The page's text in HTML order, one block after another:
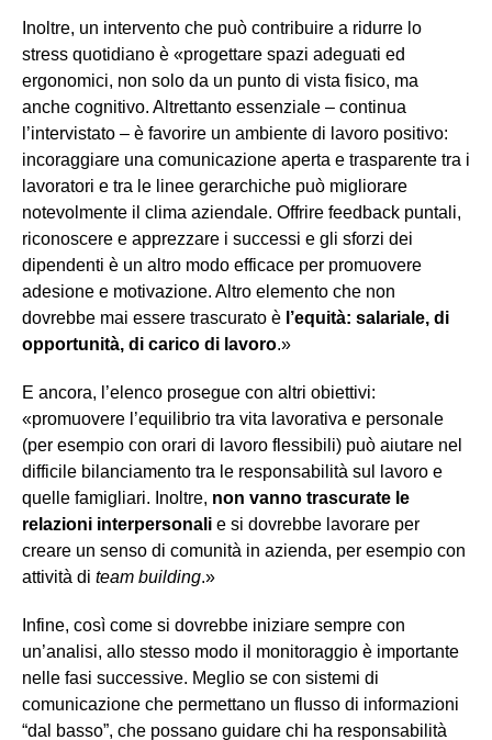
Inoltre, un intervento che può contribuire a ridurre lo
stress quotidiano è «progettare spazi adeguati ed
ergonomici, non solo da un punto di vista fisico, ma
anche cognitivo. Altrettanto essenziale – continua
l’intervistato – è favorire un ambiente di lavoro positivo:
incoraggiare una comunicazione aperta e trasparente tra i
lavoratori e tra le linee gerarchiche può migliorare
notevolmente il clima aziendale. Offrire feedback puntali,
riconoscere e apprezzare i successi e gli sforzi dei
dipendenti è un altro modo efficace per promuovere
adesione e motivazione. Altro elemento che non
dovrebbe mai essere trascurato è l’equità: salariale, di
opportunità, di carico di lavoro.»
E ancora, l’elenco prosegue con altri obiettivi:
«promuovere l’equilibrio tra vita lavorativa e personale
(per esempio con orari di lavoro flessibili) può aiutare nel
difficile bilanciamento tra le responsabilità sul lavoro e
quelle famigliari. Inoltre, non vanno trascurate le
relazioni interpersonali e si dovrebbe lavorare per
creare un senso di comunità in azienda, per esempio con
attività di team building.»
Infine, così come si dovrebbe iniziare sempre con
un’analisi, allo stesso modo il monitoraggio è importante
nelle fasi successive. Meglio se con sistemi di
comunicazione che permettano un flusso di informazioni
“dal basso”, che possano guidare chi ha responsabilità